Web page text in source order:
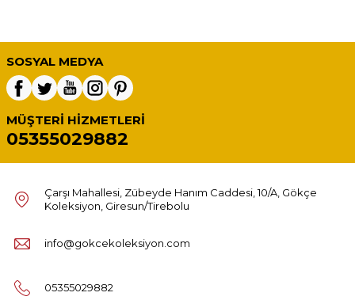
SOSYAL MEDYA
MÜŞTERI HIZMETLERI
05355029882
Çarşı Mahallesi, Zübeyde Hanım Caddesi, 10/A, Gökçe
Koleksiyon, Giresun/Tirebolu
info@gokcekoleksiyon.com
05355029882